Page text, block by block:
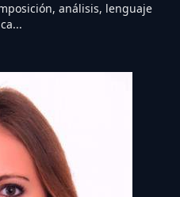
análisis, lenguaje